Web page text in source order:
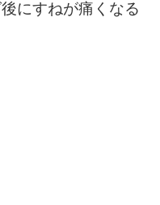
にすねが痛くなる